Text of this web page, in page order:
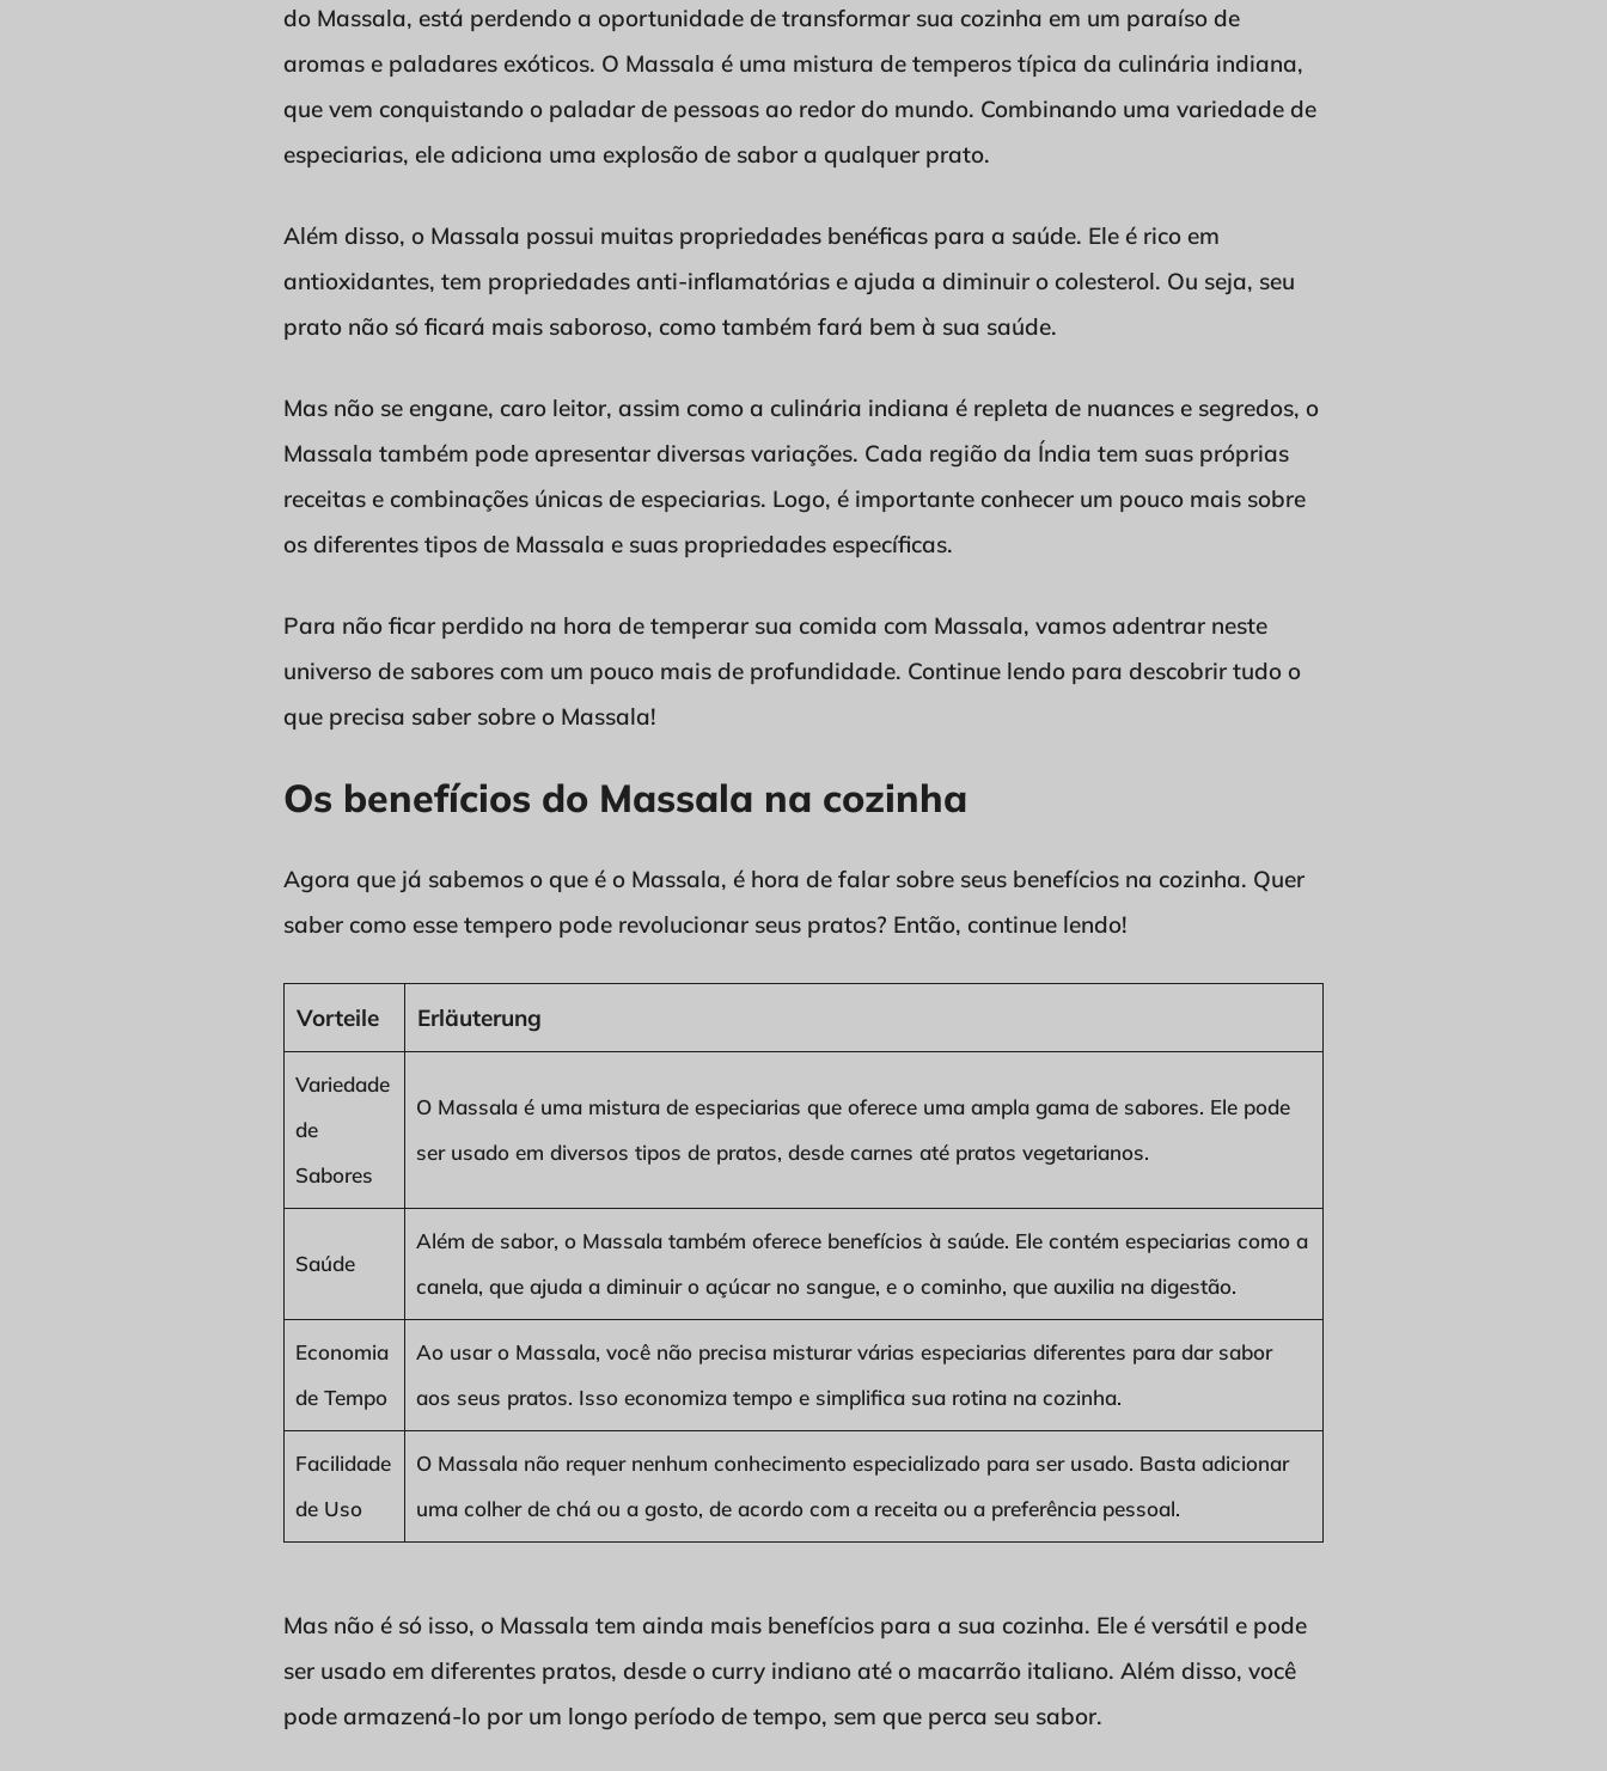
do Massala, está perdendo a oportunidade de transformar sua cozinha em um paraíso de
aromas e paladares exóticos. O Massala é uma mistura de temperos típica da culinária indiana,
que vem conquistando o paladar de pessoas ao redor do mundo. Combinando uma variedade de
especiarias, ele adiciona uma explosão de sabor a qualquer prato.
Além disso, o Massala possui muitas propriedades benéficas para a saúde. Ele é rico em
antioxidantes, tem propriedades anti-inflamatórias e ajuda a diminuir o colesterol. Ou seja, seu
prato não só ficará mais saboroso, como também fará bem à sua saúde.
Mas não se engane, caro leitor, assim como a culinária indiana é repleta de nuances e segredos, o
Massala também pode apresentar diversas variações. Cada região da Índia tem suas próprias
receitas e combinações únicas de especiarias. Logo, é importante conhecer um pouco mais sobre
os diferentes tipos de Massala e suas propriedades específicas.
Para não ficar perdido na hora de temperar sua comida com Massala, vamos adentrar neste
universo de sabores com um pouco mais de profundidade. Continue lendo para descobrir tudo o
que precisa saber sobre o Massala!
Os benefícios do Massala na cozinha
Agora que já sabemos o que é o Massala, é hora de falar sobre seus benefícios na cozinha. Quer
saber como esse tempero pode revolucionar seus pratos? Então, continue lendo!
Vorteile Erläuterung
Variedade
de
Sabores
O Massala é uma mistura de especiarias que oferece uma ampla gama de sabores. Ele pode
ser usado em diversos tipos de pratos, desde carnes até pratos vegetarianos.
Saúde
Além de sabor, o Massala também oferece benefícios à saúde. Ele contém especiarias como a
canela, que ajuda a diminuir o açúcar no sangue, e o cominho, que auxilia na digestão.
Economia
de Tempo
Ao usar o Massala, você não precisa misturar várias especiarias diferentes para dar sabor
aos seus pratos. Isso economiza tempo e simplifica sua rotina na cozinha.
Facilidade
de Uso
O Massala não requer nenhum conhecimento especializado para ser usado. Basta adicionar
uma colher de chá ou a gosto, de acordo com a receita ou a preferência pessoal.
Mas não é só isso, o Massala tem ainda mais benefícios para a sua cozinha. Ele é versátil e pode
ser usado em diferentes pratos, desde o curry indiano até o macarrão italiano. Além disso, você
pode armazená-lo por um longo período de tempo, sem que perca seu sabor.